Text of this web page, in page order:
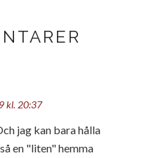
kl. 20:37
jag kan bara hålla
en "liten" hemma